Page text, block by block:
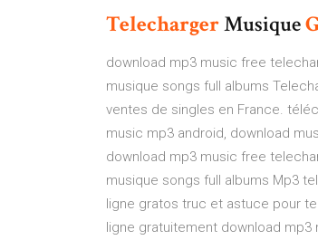
TelechargerMusique
download mp3 music free
musique songs full albums
ventes de singles en France.
music mp3 android, download
download mp3 music free
musique songs full albums Mp3
ligne gratos truc et astuce pour
ligne gratuitement download